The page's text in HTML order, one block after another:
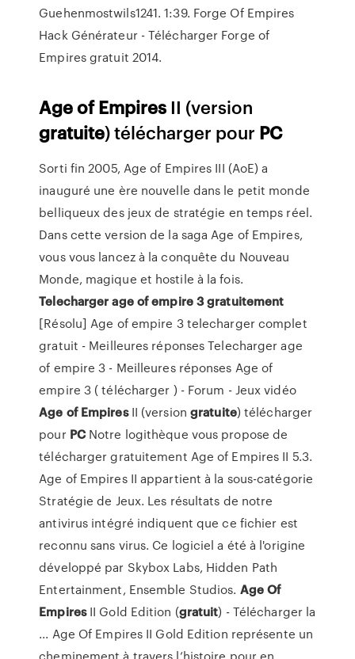
Guehenmostwils1241. 1:39. Forge Of Empires
Hack Générateur - Télécharger Forge of
Empires gratuit 2014.
Ageof Empires II (version
gratuite) télécharger pour PC
Sorti fin 2005, Age of Empires III (AoE) a
inauguré une ère nouvelle dans le petit monde
belliqueux des jeux de stratégie en temps réel.
Dans cette version de la saga Age of Empires,
vous vous lancez à la conquête du Nouveau
Monde, magique et hostile à la fois.
Telecharger age of empire3gratuitement
[Résolu] Age of empire 3 telecharger complet
gratuit - Meilleures réponses Telecharger age
of empire 3 - Meilleures réponses Age of
empire 3 ( télécharger ) - Forum - Jeux vidéo
Age of EmpiresII (version gratuite) télécharger
pour PCNotre logithèque vous propose de
télécharger gratuitement Age of Empires II 5.3.
Age of Empires II appartient à la sous-catégorie
Stratégie de Jeux. Les résultats de notre
antivirus intégré indiquent que ce fichier est
reconnu sans virus. Ce logiciel a été à l'origine
développé par Skybox Labs, Hidden Path
Entertainment, Ensemble Studios. AgeOf
EmpiresII Gold Edition (gratuit) - Télécharger la
... Age Of Empires II Gold Edition représente un
cheminement à travers l’histoire pour en